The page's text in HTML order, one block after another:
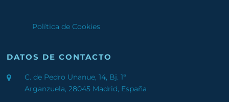
Política de Cookies
DATOS DE CONTACTO
C. de Pedro Unanue, 14, Bj. 1ª
Arganzuela, 28045 Madrid, España